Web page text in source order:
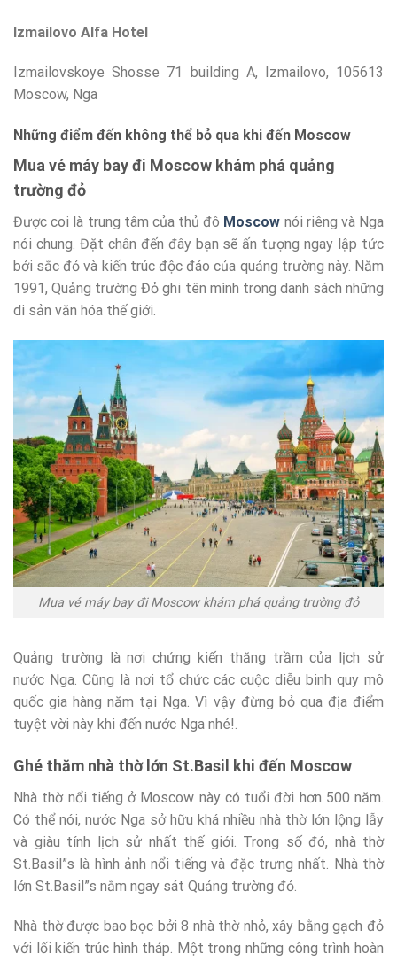
Izmailovo Alfa Hotel
Izmailovskoye Shosse 71 building A, Izmailovo, 105613
Moscow, Nga
Những điểm đến không thể bỏ qua khi đến Moscow
Mua vé máy bay đi Moscow khám phá quảng
trường đỏ
Được coi là trung tâm của thủ đô Moscow nói riêng và Nga
nói chung. Đặt chân đến đây bạn sẽ ấn tượng ngay lập tức
bởi sắc đỏ và kiến trúc độc đáo của quảng trường này. Năm
1991, Quảng trường Đỏ ghi tên mình trong danh sách những
di sản văn hóa thế giới.
Mua vé máy bay đi Moscow khám phá quảng trường đỏ
Quảng trường là nơi chứng kiến thăng trầm của lịch sử
nước Nga. Cũng là nơi tổ chức các cuộc diễu binh quy mô
quốc gia hàng năm tại Nga. Vì vậy đừng bỏ qua địa điểm
tuyệt vời này khi đến nước Nga nhé!.
Ghé thăm nhà thờ lớn St.Basil khi đến Moscow
Nhà thờ nổi tiếng ở Moscow này có tuổi đời hơn 500 năm.
Có thể nói, nước Nga sở hữu khá nhiều nhà thờ lớn lộng lẫy
và giàu tính lịch sử nhất thế giới. Trong số đó, nhà thờ
St.Basil”s là hình ảnh nổi tiếng và đặc trưng nhất. Nhà thờ
lớn St.Basil”s nằm ngay sát Quảng trường đỏ.
Nhà thờ được bao bọc bởi 8 nhà thờ nhỏ, xây bằng gạch đỏ
với lối kiến trúc hình tháp. Một trong những công trình hoàn